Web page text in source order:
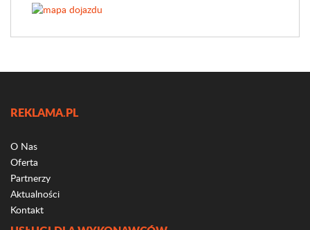
REKLAMA.PL
O Nas
Oferta
Partnerzy
Aktualności
Kontakt